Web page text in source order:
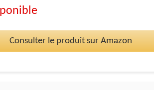
Consulter le produit sur Amazon